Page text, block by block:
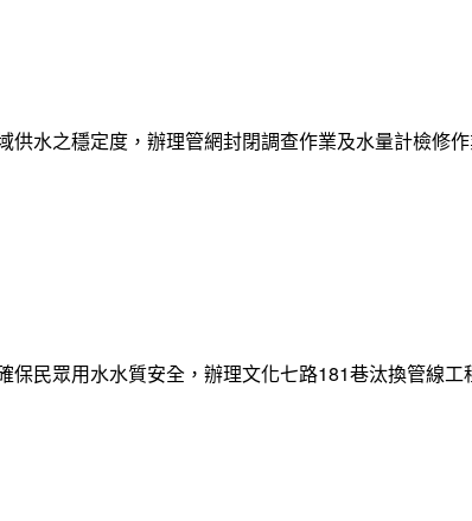
水之穩定度，辦理管網封閉調查作業及水量計檢修作
民眾用水水質安全，辦理文化七路181巷汰換管線